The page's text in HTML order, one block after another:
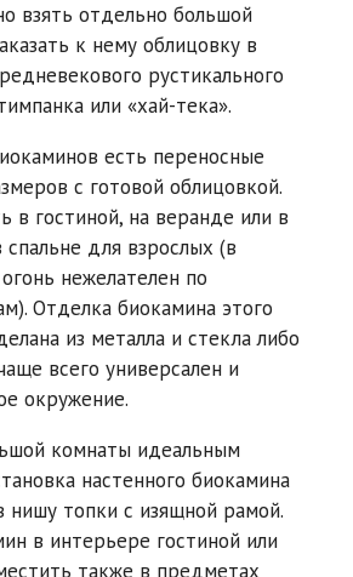
взять отдельно большой
к нему облицовку в
рустикального
или «хай-тека».
есть переносные
с готовой облицовкой.
в гостиной, на веранде или в
для взрослых (в
нежелателен по
Отделка биокамина этого
из металла и стекла либо
всего универсален и
окружение.
комнаты идеальным
настенного биокамина
нишу топки с изящной рамой.
в интерьере гостиной или
также в предметах